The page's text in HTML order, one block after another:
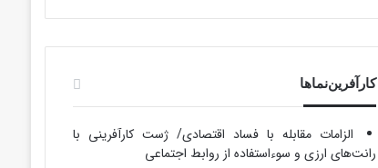
کارآفرین‌نماها
الزامات مقابله با فساد اقتصادی/ ژست کارآفرینی با
رانت‌های ارزی و سوءاستفاده از روابط اجتماعی